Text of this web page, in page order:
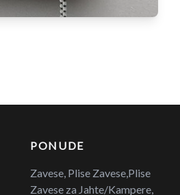
PONUDE
Zavese, Plise Zavese,Plise
Zavese za Jahte/Kampere,